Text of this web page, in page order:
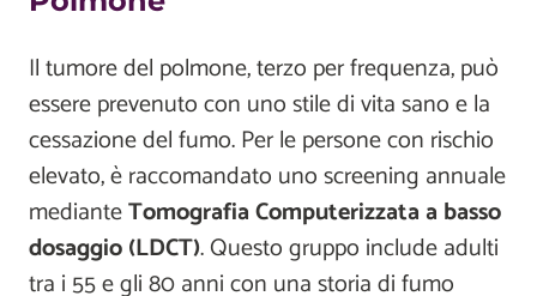
Il tumore del polmone, terzo per frequenza, può
essere prevenuto con uno stile di vita sano e la
cessazione del fumo. Per le persone con rischio
elevato, è raccomandato uno screening annuale
medianteTomografia Computerizzata a basso
dosaggio(LDCT). Questo gruppo include adulti
tra i 55 e gli 80 anni con una storia di fumo